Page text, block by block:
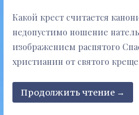
Какой крест считается
недопустимо ношение
изображением распятого
христианин от святого
Продолжить чтение →